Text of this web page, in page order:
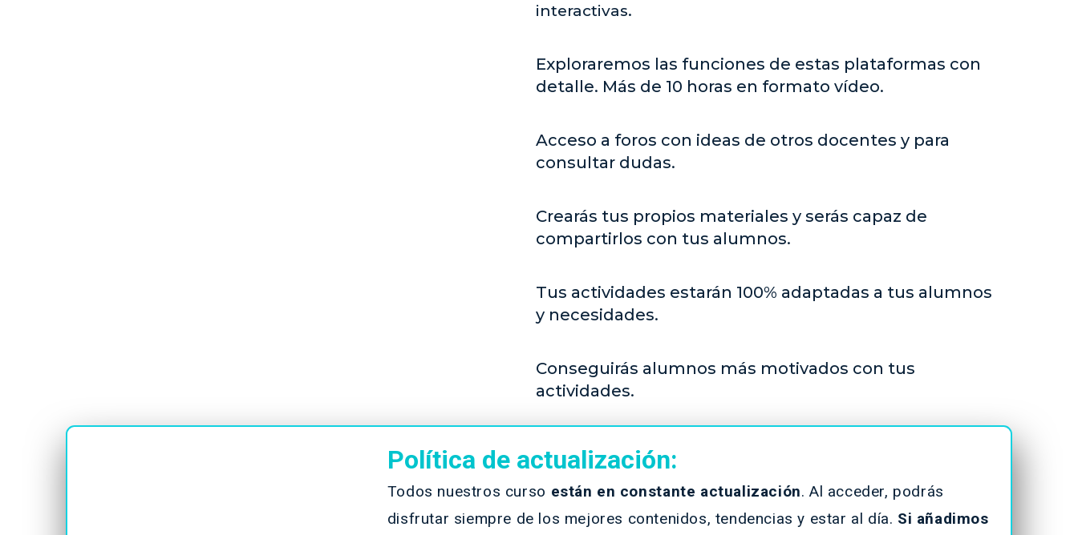
interactivas.
Exploraremos las funciones de estas plataformas con
detalle. Más de 10 horas en formato vídeo.
Acceso a foros con ideas de otros docentes y para
consultar dudas.
Crearás tus propios materiales y serás capaz de
compartirlos con tus alumnos.
Tus actividades estarán 100% adaptadas a tus alumnos
y necesidades.
Conseguirás alumnos más motivados con tus
actividades.
Política de actualización:
Todos nuestros curso están en constante actualización. Al acceder, podrás
disfrutar siempre de los mejores contenidos, tendencias y estar al día. Si añadimos